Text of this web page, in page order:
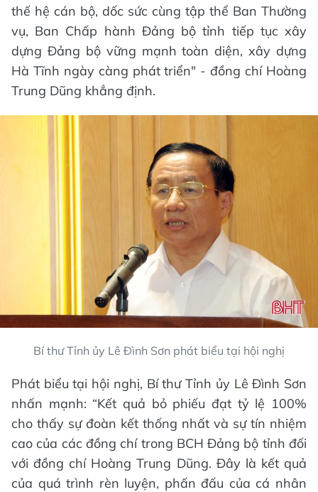
thế hệ cán bộ, dốc sức cùng tập thể Ban Thường
vụ, Ban Chấp hành Đảng bộ tỉnh tiếp tục xây
dựng Đảng bộ vững mạnh toàn diện, xây dựng
Hà Tĩnh ngày càng phát triển" - đồng chí Hoàng
Trung Dũng khẳng định.
Bí thư Tỉnh ủy Lê Đình Sơn phát biểu tại hội nghị
Phát biểu tại hội nghị, Bí thư Tỉnh ủy Lê Đình Sơn
nhấn mạnh: “Kết quả bỏ phiếu đạt tỷ lệ 100%
cho thấy sự đoàn kết thống nhất và sự tín nhiệm
cao của các đồng chí trong BCH Đảng bộ tỉnh đối
với đồng chí Hoàng Trung Dũng. Đây là kết quả
của quá trình rèn luyện, phấn đấu của cá nhân